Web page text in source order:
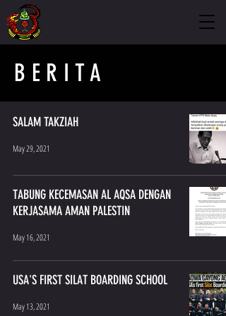
BERITA
SALAM TAKZIAH
May 29, 2021
TABUNG KECEMASAN AL AQSA DENGAN
KERJASAMA AMAN PALESTIN
May 16, 2021
USA'S FIRST SILAT BOARDING SCHOOL
May 13, 2021